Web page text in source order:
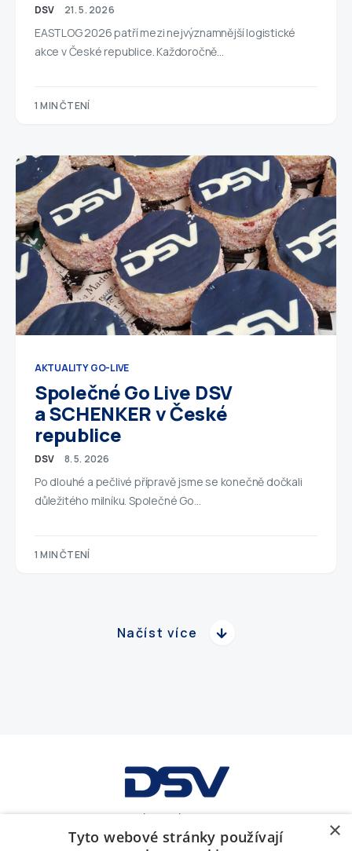
DSV 21. 5. 2026
EASTLOG 2026 patří mezi nejvýznamnější logistické
akce v České republice. Každoročně…
1 MIN ČTENÍ
AKTUALITY GO-LIVE
Společné Go Live DSV
a SCHENKER v České
republice
DSV 8. 5. 2026
Po dlouhé a pečlivé přípravě jsme se konečně dočkali
důležitého milníku. Společné Go…
1 MIN ČTENÍ
Načíst více
GDPR Obchodní podmínky Soubory cookies ×
Tyto webové stránky používají